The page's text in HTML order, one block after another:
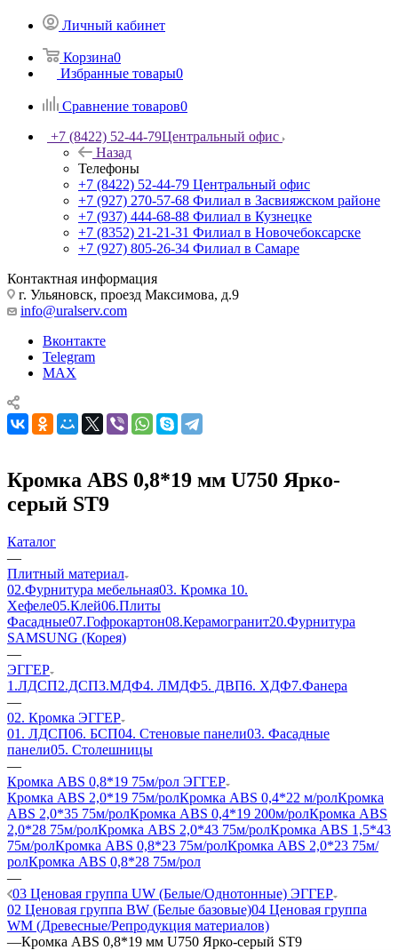
Личный кабинет
Корзина0
Избранные товары0
Сравнение товаров0
+7 (8422) 52-44-79Центральный офис
Назад
Телефоны
+7 (8422) 52-44-79 Центральный офис
+7 (927) 270-57-68 Филиал в Засвияжском районе
+7 (937) 444-68-88 Филиал в Кузнецке
+7 (8352) 21-21-31 Филиал в Новочебоксарске
+7 (927) 805-26-34 Филиал в Самаре
Контактная информация
г. Ульяновск, проезд Максимова, д.9
info@uralserv.com
Вконтакте
Telegram
MAX
Кромка ABS 0,8*19 мм U750 Ярко-
серый ST9
Каталог
—
Плитный материал
02.Фурнитура мебельная03. Кромка 10.
Хефеле05.Клей06.Плиты
Фасадные07.Гофрокартон08.Керамогранит20.Фурнитура
SAMSUNG (Корея)
—
ЭГГЕР
1.ЛДСП2.ДСП3.МДФ4. ЛМДФ5. ДВП6. ХДФ7.Фанера
—
02. Кромка ЭГГЕР
01. ЛДСП06. БСП04. Стеновые панели03. Фасадные
панели05. Столешницы
—
Кромка ABS 0,8*19 75м/рол ЭГГЕР
Кромка ABS 2,0*19 75м/ролКромка ABS 0,4*22 м/ролКромка
ABS 2,0*35 75м/ролКромка ABS 0,4*19 200м/ролКромка ABS
2,0*28 75м/ролКромка ABS 2,0*43 75м/ролКромка ABS 1,5*43
75м/ролКромка ABS 0,8*23 75м/ролКромка ABS 2,0*23 75м/
ролКромка ABS 0,8*28 75м/рол
—
03 Ценовая группа UW (Белые/Однотонные) ЭГГЕР
02 Ценовая группа BW (Белые базовые)04 Ценовая группа
WM (Древесные/Репродукция материалов)
—Кромка ABS 0,8*19 мм U750 Ярко-серый ST9